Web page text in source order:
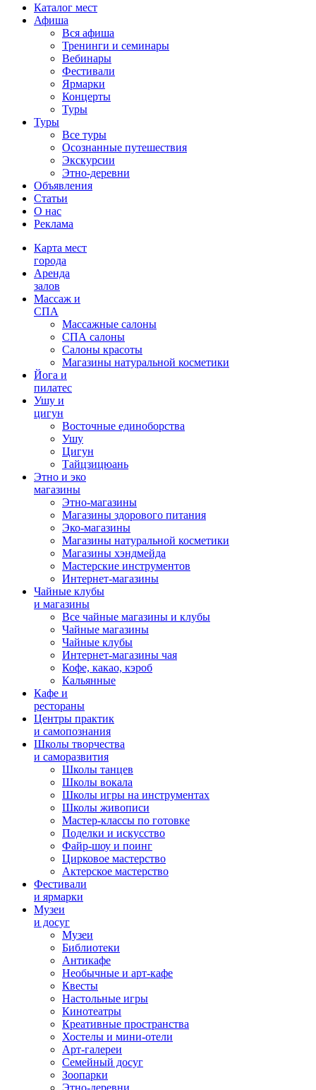
Каталог мест
Афиша
Вся афиша
Тренинги и семинары
Вебинары
Фестивали
Ярмарки
Концерты
Туры
Туры
Все туры
Осознанные путешествия
Экскурсии
Этно-деревни
Объявления
Статьи
О нас
Реклама
Карта мест
города
Аренда
залов
Массаж и
СПА
Массажные салоны
СПА салоны
Салоны красоты
Магазины натуральной косметики
Йога и
пилатес
Ушу и
цигун
Восточные единоборства
Ушу
Цигун
Тайцзицюань
Этно и эко
магазины
Этно-магазины
Магазины здорового питания
Эко-магазины
Магазины натуральной косметики
Магазины хэндмейда
Мастерские инструментов
Интернет-магазины
Чайные клубы
и магазины
Все чайные магазины и клубы
Чайные магазины
Чайные клубы
Интернет-магазины чая
Кофе, какао, кэроб
Кальянные
Кафе и
рестораны
Центры практик
и самопознания
Школы творчества
и саморазвития
Школы танцев
Школы вокала
Школы игры на инструментах
Школы живописи
Мастер-классы по готовке
Поделки и искусство
Файр-шоу и поинг
Цирковое мастерство
Актерское мастерство
Фестивали
и ярмарки
Музеи
и досуг
Музеи
Библиотеки
Антикафе
Необычные и арт-кафе
Квесты
Настольные игры
Кинотеатры
Креативные пространства
Хостелы и мини-отели
Арт-галереи
Семейный досуг
Зоопарки
Этно-деревни